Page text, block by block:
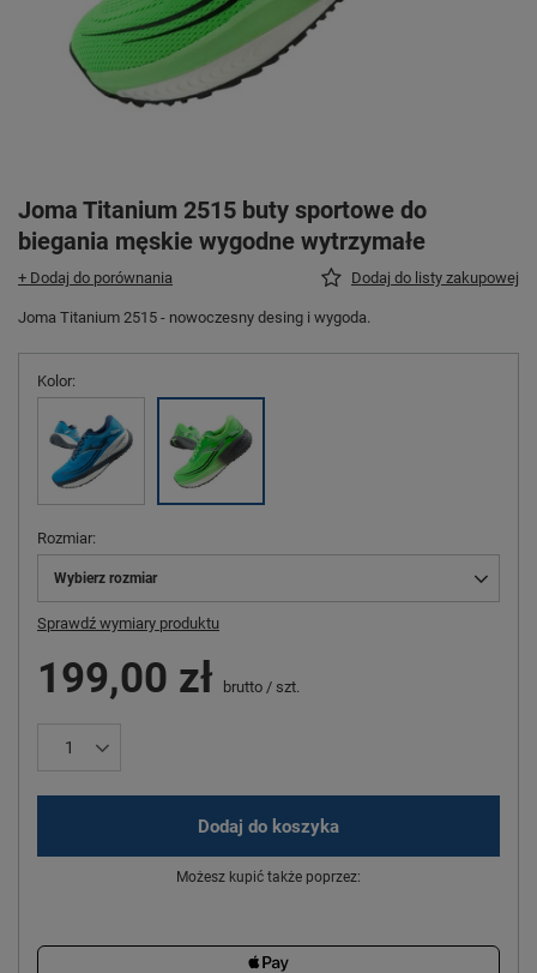
Joma Titanium 2515 buty sportowe do
biegania męskie wygodne wytrzymałe
+ Dodaj do porównania Dodaj do listy zakupowej
Joma Titanium 2515 - nowoczesny desing i wygoda.
Kolor
Rozmiar
Wybierz rozmiar
Sprawdź wymiary produktu
199,00 zł brutto / szt.
Dodaj do koszyka
Możesz kupić także poprzez: